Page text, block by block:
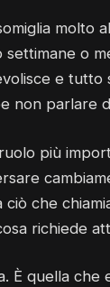
molto
o
e
non parlare
più
che
richiede
È quella